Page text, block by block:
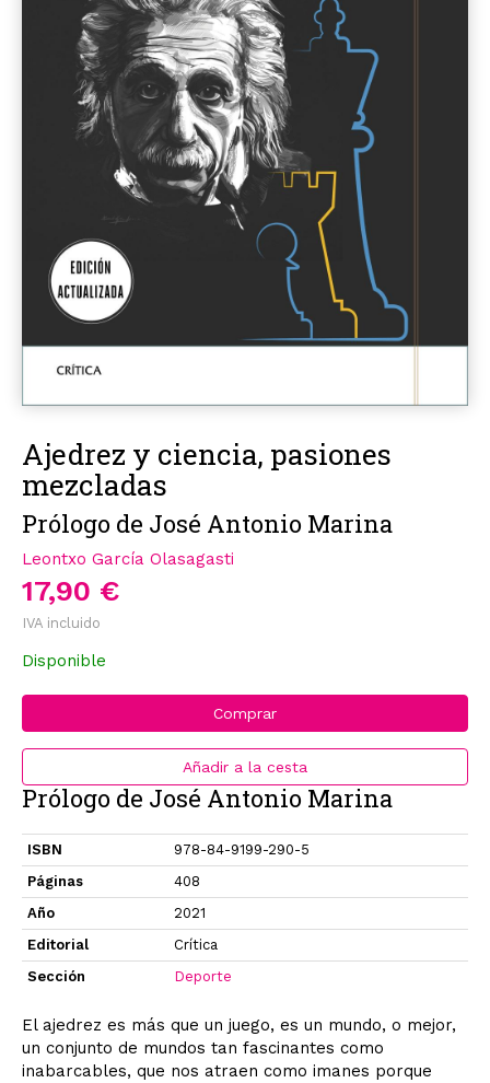
Ajedrez y ciencia, pasiones
mezcladas
Prólogo de José Antonio Marina
Leontxo García Olasagasti
17,90 €
IVA incluido
Disponible
Comprar
Añadir a la cesta
Prólogo de José Antonio Marina
ISBN
978-84-9199-290-5
Páginas
408
Año
2021
Editorial
Crítica
Sección
Deporte
El ajedrez es más que un juego, es un mundo, o mejor,
un conjunto de mundos tan fascinantes como
inabarcables, que nos atraen como imanes porque